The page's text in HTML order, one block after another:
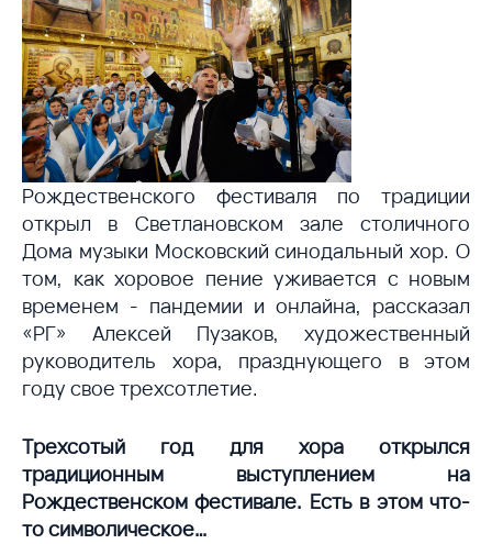
Рождественского фестиваля по традиции
открыл в Светлановском зале столичного
Дома музыки Московский синодальный хор. О
том, как хоровое пение уживается с новым
временем - пандемии и онлайна, рассказал
«РГ» Алексей Пузаков, художественный
руководитель хора, празднующего в этом
году свое трехсотлетие.
Трехсотый год для хора открылся
традиционным выступлением на
Рождественском фестивале. Есть в этом что-
то символическое…